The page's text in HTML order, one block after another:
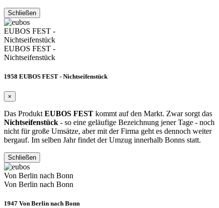
Schließen
EUBOS FEST -
Nichtseifenstück
EUBOS FEST -
Nichtseifenstück
1958 EUBOS FEST - Nichtseifenstück
×
Das Produkt EUBOS FEST kommt auf den Markt. Zwar sorgt das
Nichtseifenstück - so eine geläufige Bezeichnung jener Tage - noch
nicht für große Umsätze, aber mit der Firma geht es dennoch weiter
bergauf. Im selben Jahr findet der Umzug innerhalb Bonns statt.
Schließen
Von Berlin nach Bonn
Von Berlin nach Bonn
1947 Von Berlin nach Bonn